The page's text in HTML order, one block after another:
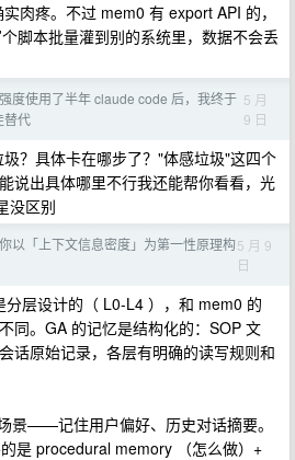
肉疼。不过 mem0 有 export API 的，
脚本批量灌到别的系统里，数据不会丢
度使用了半年 claude code 后，我终于
替代
5 月
9 日
圾？具体卡在哪步了？"体感垃圾"这四个
说出具体哪里不行我还能帮你看看，光
没区别
以「上下文信息密度」为第一性原理构5 月 9
日
分层设计的（ L0-L4 ），和 mem0 的
同。GA 的记忆是结构化的：SOP 文
话原始记录，各层有明确的读写规则和
景——记住用户偏好、历史对话摘要。
是 procedural memory （怎么做）+